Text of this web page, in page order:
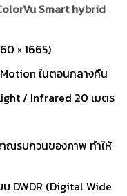
Smart hybrid
× 1665)
ในตอนกลางคืน
/ Infrared 20 เมตร
ณรบกวนของภาพ ทำให้
DWDR (Digital Wide